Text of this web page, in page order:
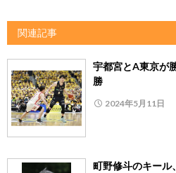
関連記事
宇都宮とA東京が
勝
2024年5月11日
町野修斗のキール